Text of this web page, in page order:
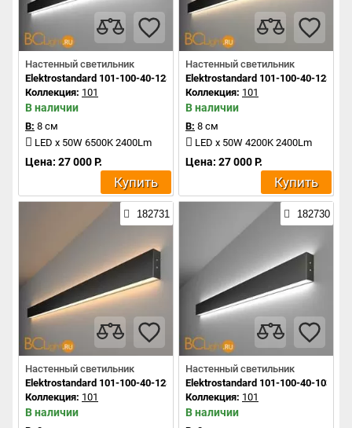
Настенный светильник
Elektrostandard 101-100-40-128 a042922
Коллекция: 101
В наличии
В: 8 см
LED x 50W 6500K 2400Lm
Цена: 27 000 Р.
Купить
Настенный светильник
Elektrostandard 101-100-40-128
Коллекция: 101
В наличии
В: 8 см
LED x 50W 4200K 2400Lm
Цена: 27 000 Р.
Купить
182731
Настенный светильник
Elektrostandard 101-100-40-128 a042920
Коллекция: 101
В наличии
182730
Настенный светильник
Elektrostandard 101-100-40-103
Коллекция: 101
В наличии